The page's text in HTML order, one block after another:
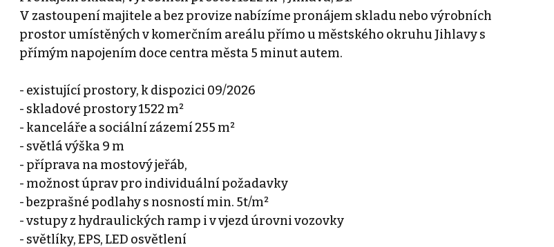
V zastoupení majitele a bez provize nabízíme pronájem skladu nebo výrobních
prostor umístěných v komerčním areálu přímo u městského okruhu Jihlavy s
přímým napojením doce centra města 5 minut autem.
- existující prostory, k dispozici 09/2026
- skladové prostory 1522 m²
- kanceláře a sociální zázemí 255 m²
- světlá výška 9 m
- příprava na mostový jeřáb,
- možnost úprav pro individuální požadavky
- bezprašné podlahy s nosností min. 5t/m²
- vstupy z hydraulických ramp i v vjezd úrovni vozovky
- světlíky, EPS, LED osvětlení